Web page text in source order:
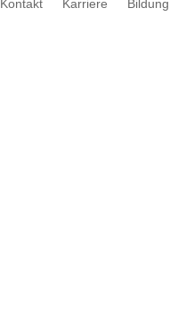
Kontakt Karriere Bildung